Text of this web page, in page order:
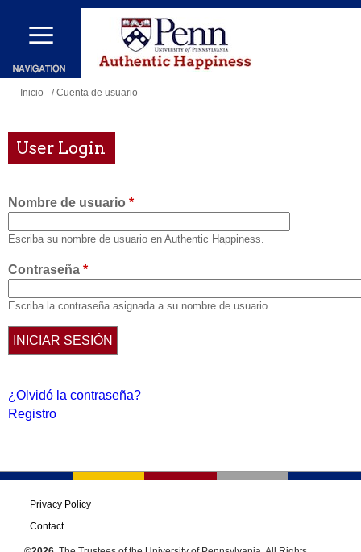
Pasar
contenido
principal
Se
usted
aquí
Inicio / Cuenta de usuario
User Login
Nombre de usuario *
Escriba su nombre de usuario en Authentic Happiness.
Contraseña *
Escriba la contraseña asignada a su nombre de usuario.
¿Olvidó la contraseña?
Registro
Privacy Policy
Contact